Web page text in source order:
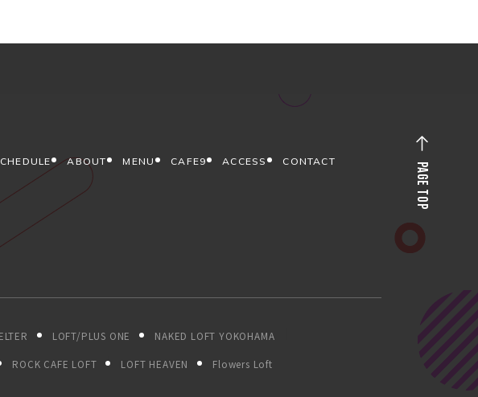
ABOUT MENU CAFE9 ACCESS CONTACT
LOFT/PLUS ONE NAKED LOFT YOKOHAMA
ROCK CAFE LOFT LOFT HEAVEN Flowers Loft
PAGE TOP